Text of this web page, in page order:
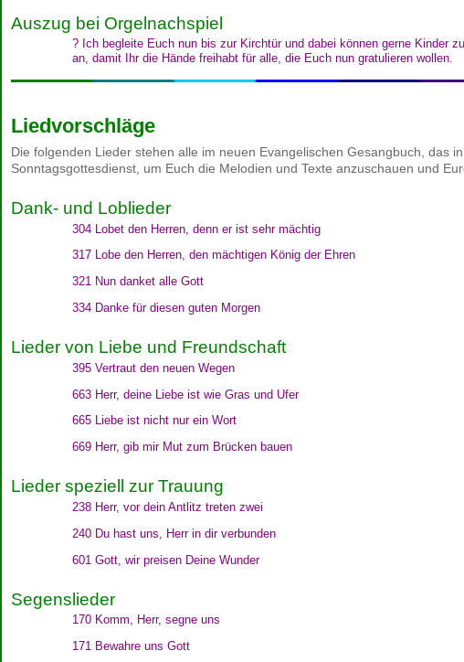
Auszug bei Orgelnachspiel
? Ich begleite Euch nun bis zur Kirchtür und dabei können gerne Kinder
an, damit Ihr die Hände freihabt für alle, die Euch nun gratulieren wollen.
Liedvorschläge
Die folgenden Lieder stehen alle im neuen Evangelischen Gesangbuch, das
Sonntagsgottesdienst, um Euch die Melodien und Texte anzuschauen und
Dank- und Loblieder
304 Lobet den Herren, denn er ist sehr mächtig
317 Lobe den Herren, den mächtigen König der Ehren
321 Nun danket alle Gott
334 Danke für diesen guten Morgen
Lieder von Liebe und Freundschaft
395 Vertraut den neuen Wegen
663 Herr, deine Liebe ist wie Gras und Ufer
665 Liebe ist nicht nur ein Wort
669 Herr, gib mir Mut zum Brücken bauen
Lieder speziell zur Trauung
238 Herr, vor dein Antlitz treten zwei
240 Du hast uns, Herr in dir verbunden
601 Gott, wir preisen Deine Wunder
Segenslieder
170 Komm, Herr, segne uns
171 Bewahre uns Gott